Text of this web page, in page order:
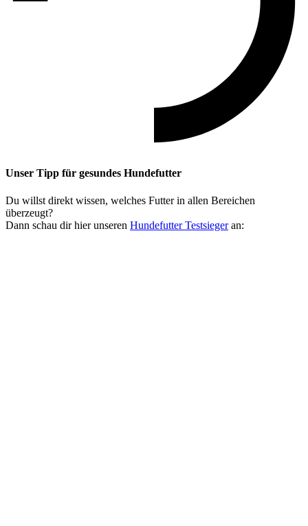
Unser Tipp für gesundes Hundefutter
Du willst direkt wissen, welches Futter in allen Bereichen
überzeugt?
Dann schau dir hier unseren Hundefutter Testsiegeran: